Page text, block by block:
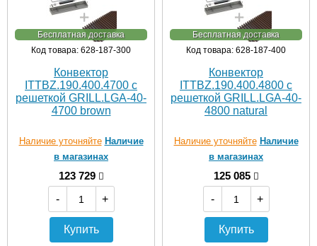
Бесплатная доставка
Код товара: 628-187-300
Конвектор
ITTBZ.190.400.4700 с
решеткой GRILL.LGA-40-
4700 brown
Наличие уточняйте Наличие
в магазинах
123 729
-
+
Купить
Бесплатная доставка
Код товара: 628-187-400
Конвектор
ITTBZ.190.400.4800 с
решеткой GRILL.LGA-40-
4800 natural
Наличие уточняйте Наличие
в магазинах
125 085
-
+
Купить